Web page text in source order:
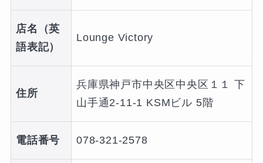
店名（英
語表記）
Lounge Victory
住所
兵庫県神戸市中央区中央区１１ 下
山手通2-11-1 KSMビル 5階
電話番号 078-321-2578